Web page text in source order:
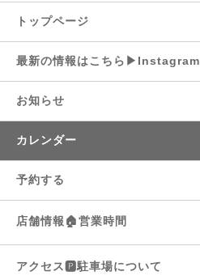
トップページ
最新の情報はこちら▶︎Instagram
お知らせ
カレンダー
予約する
店舗情報🏠営業時間
アクセス🅿️駐車場について